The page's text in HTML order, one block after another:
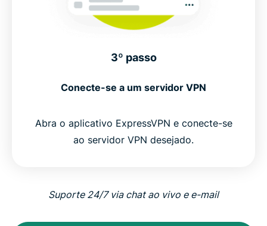
3º passo
Conecte-se a um servidor VPN
Abra o aplicativo ExpressVPN e conecte-se
ao servidor VPN desejado.
Suporte 24/7 via chat ao vivo e e-mail